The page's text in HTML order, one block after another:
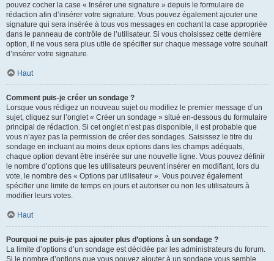
pouvez cocher la case « Insérer une signature » depuis le formulaire de
rédaction afin d’insérer votre signature. Vous pouvez également ajouter une
signature qui sera insérée à tous vos messages en cochant la case appropriée
dans le panneau de contrôle de l’utilisateur. Si vous choisissez cette dernière
option, il ne vous sera plus utile de spécifier sur chaque message votre souhait
d’insérer votre signature.
Haut
Comment puis-je créer un sondage ?
Lorsque vous rédigez un nouveau sujet ou modifiez le premier message d’un
sujet, cliquez sur l’onglet « Créer un sondage » situé en-dessous du formulaire
principal de rédaction. Si cet onglet n’est pas disponible, il est probable que
vous n’ayez pas la permission de créer des sondages. Saisissez le titre du
sondage en incluant au moins deux options dans les champs adéquats,
chaque option devant être insérée sur une nouvelle ligne. Vous pouvez définir
le nombre d’options que les utilisateurs peuvent insérer en modifiant, lors du
vote, le nombre des « Options par utilisateur ». Vous pouvez également
spécifier une limite de temps en jours et autoriser ou non les utilisateurs à
modifier leurs votes.
Haut
Pourquoi ne puis-je pas ajouter plus d’options à un sondage ?
La limite d’options d’un sondage est décidée par les administrateurs du forum.
Si le nombre d’options que vous pouvez ajouter à un sondage vous semble